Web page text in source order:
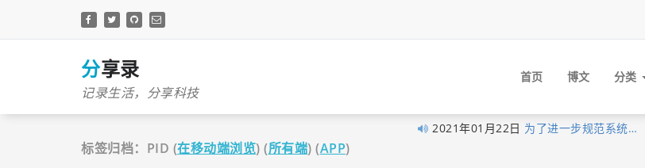
正
分享录
记录生活，分享科技
首页 博文 分类
标签归档：PID (在移动端浏览) (所有端) (APP)
2021年01月22日 为了进一步规范系统…